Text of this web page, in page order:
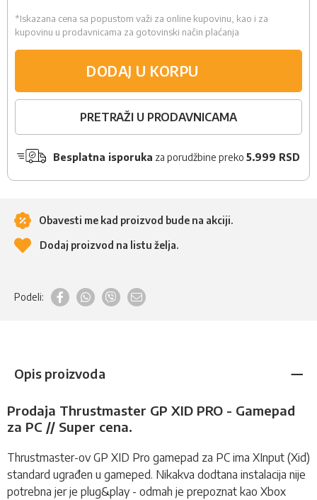
*Iskazana cena sa popustom važi za online kupovinu, kao i za
kupovinu u prodavnicama za gotovinski način plaćanja
DODAJ U KORPU
PRETRAŽI U PRODAVNICAMA
Besplatna isporuka za porudžbine preko 5.999 RSD
Obavesti me kad proizvod bude na akciji.
Dodaj proizvod na listu želja.
Podeli:
Opis proizvoda
Prodaja Thrustmaster GP XID PRO - Gamepad
za PC // Super cena.
Thrustmaster-ov GP XID Pro gamepad za PC ima XInput (Xid)
standard ugrađen u gameped. Nikakva dodtana instalacija nije
potrebna jer je plug&play - odmah je prepoznat kao Xbox